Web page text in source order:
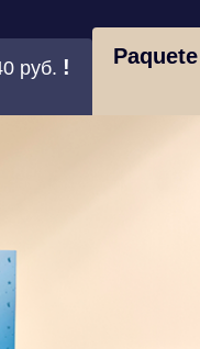
руб. !